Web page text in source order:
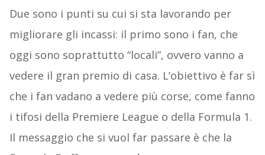
Due sono i punti su cui si sta lavorando per
migliorare gli incassi: il primo sono i fan, che
oggi sono soprattutto “locali”, ovvero vanno a
vedere il gran premio di casa. L’obiettivo è far sì
che i fan vadano a vedere più corse, come fanno
i tifosi della Premiere League o della Formula 1.
Il messaggio che si vuol far passare è che la